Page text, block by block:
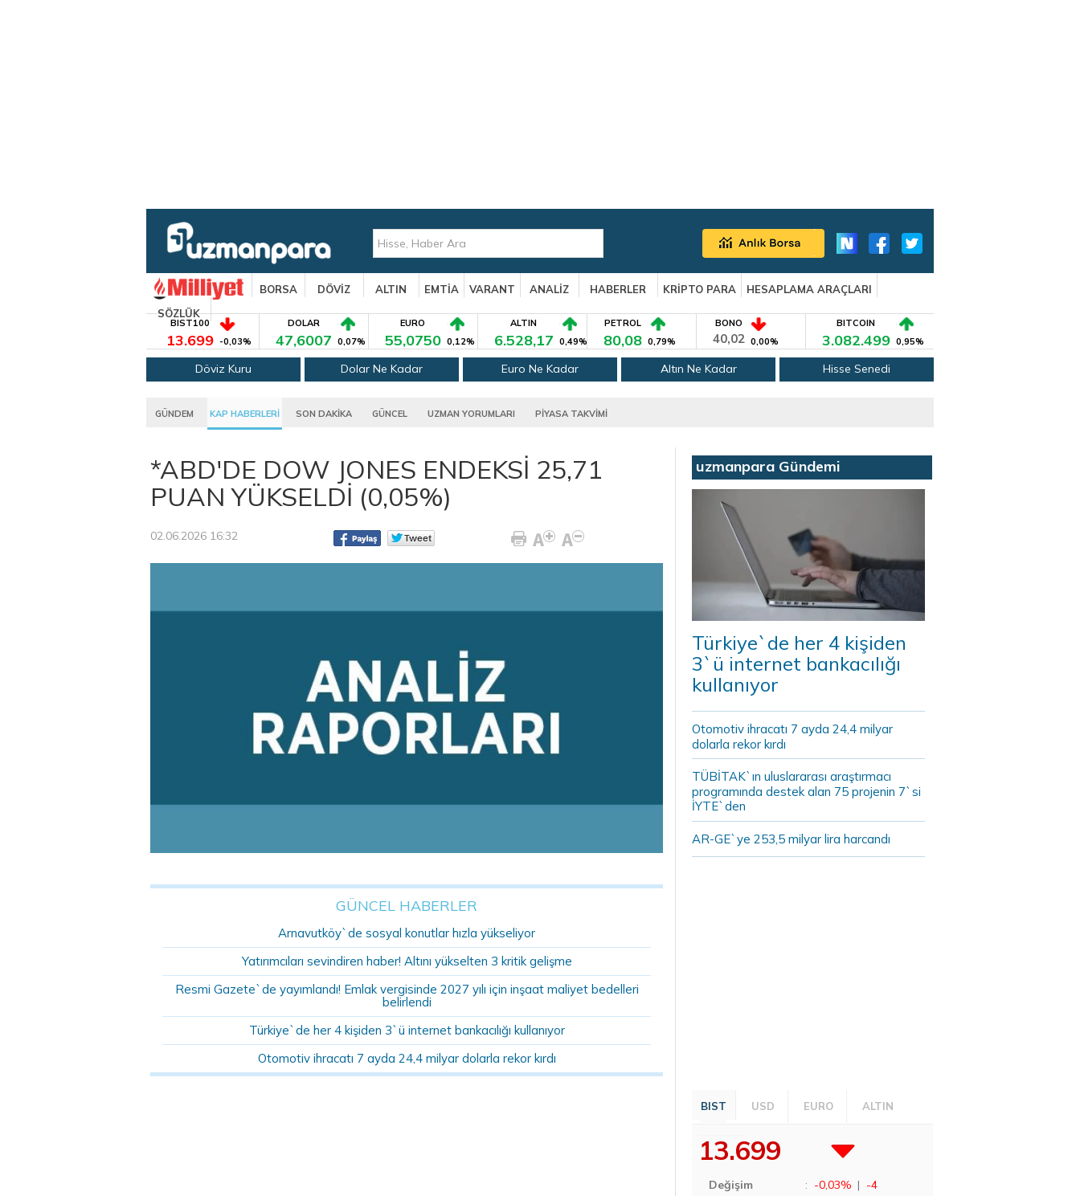
BORSA DÖVİZ ALTIN EMTİA VARANT ANALİZ HABERLER KRİPTO PARA
HESAPLAMA ARAÇLARI
SÖZLÜK
BIST100
13.699 -0,03%
DOLAR
47,6007 0,07%
EURO
55,0750 0,12%
ALTIN
6.528,17 0,49%
PETROL
80,08 0,79%
BONO
40,02 0,00%
BITCOIN
3.082.499 0,95%
Döviz Kuru Dolar Ne Kadar Euro Ne Kadar Altın Ne Kadar Hisse Senedi
GÜNDEM KAP HABERLERİ SON DAKİKA GÜNCEL UZMAN YORUMLARI PİYASA TAKVİMİ
*ABD'DE DOW JONES ENDEKSİ 25,71
PUAN YÜKSELDİ (0,05%)
02.06.2026 16:32
GÜNCEL HABERLER
Arnavutköy`de sosyal konutlar hızla yükseliyor
Yatırımcıları sevindiren haber! Altını yükselten 3 kritik gelişme
Resmi Gazete`de yayımlandı! Emlak vergisinde 2027 yılı için inşaat maliyet bedelleri
belirlendi
Türkiye`de her 4 kişiden 3`ü internet bankacılığı kullanıyor
Otomotiv ihracatı 7 ayda 24,4 milyar dolarla rekor kırdı
uzmanpara Gündemi
Türkiye`de her 4 kişiden
3`ü internet bankacılığı
kullanıyor
Otomotiv ihracatı 7 ayda 24,4 milyar
dolarla rekor kırdı
TÜBİTAK`ın uluslararası araştırmacı
programında destek alan 75 projenin 7`si
İYTE`den
AR-GE`ye 253,5 milyar lira harcandı
BIST USD EURO ALTIN
13.699
Değişim : -0,03% | -4